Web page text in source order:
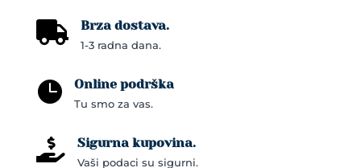
chosen
product
page
 Brza dostava.
1-3 radna dana.
 Online podrška
Tu smo za vas.
 Sigurna kupovina.
Vaši podaci su sigurni.